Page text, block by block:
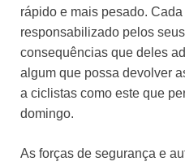
rápido e mais pesado.
responsabilizado pelos
consequências que deles
algum que possa devolver
a ciclistas como este que
domingo.
As forças de segurança e